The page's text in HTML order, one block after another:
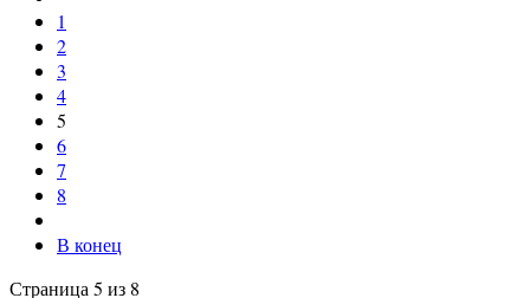
1
2
3
4
5
6
7
8
В конец
Страница 5 из 8